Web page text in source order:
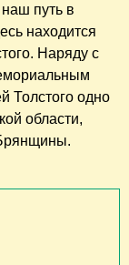
путь в
находится
Наряду с
Толстого одно
области,